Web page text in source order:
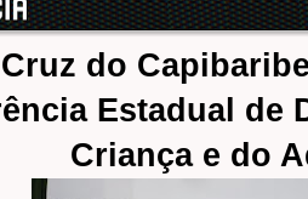
do
Estadual de
Criança e do